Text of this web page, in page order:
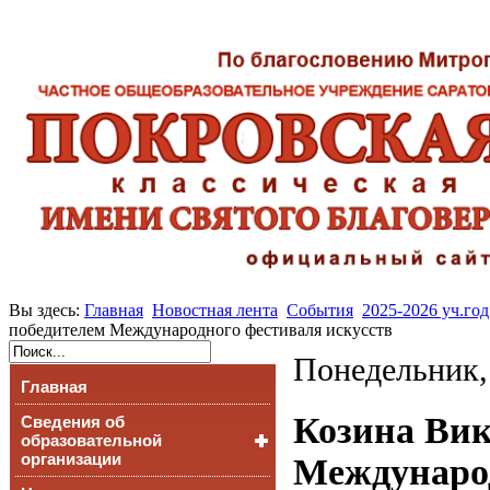
Вы здесь: Главная Новостная лента События 2025-2026 уч.год
победителем Международного фестиваля искусств
Главная
Сведения об
образовательной
организации
Козина